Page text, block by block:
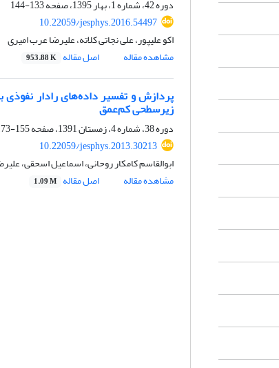
دوره 42، شماره 1، بهار 1395، صفحه
133-144
10.22059/jesphys.2016.54497
اکو علیپور، علی نجاتی کلاته، علیرضا عرب امیری
مشاهده مقاله
اصل مقاله 953.88 K
زیرسطحی کم‌عمق
دوره 38، شماره 4، زمستان 1391، صفحه
155-173
10.22059/jesphys.2013.30213
ابوالقاسم کامکار روحانی، اسماعیل اسحقی،
مشاهده مقاله
اصل مقاله 1.09 M